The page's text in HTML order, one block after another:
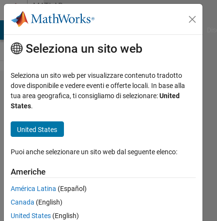
Vai al contenutoMATLAB
Answers
How to
obtain the
in a
image as I
move the
cursor of
the mouse
on it?
Seleziona un sito web
Seleziona un sito web per visualizzare contenuto tradotto
dove disponibile e vedere eventi e offerte locali. In base alla
tua area geografica, ti consigliamo di selezionare:United
States.
United States
Puoi anche selezionare un sito web dal seguente elenco:
Americhe
América Latina (Español)
Canada (English)
United States (English)